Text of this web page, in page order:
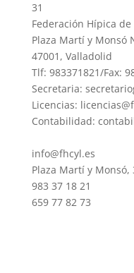
31
Federación Hípica
Plaza Martí y Monsó
47001, Valladolid
Tlf: 983371821/Fax:
Secretaria:
Licencias:
Contabilidad:
info@fhcyl.es
Plaza Martí y Monsó,
983 37 18 21
659 77 82 73